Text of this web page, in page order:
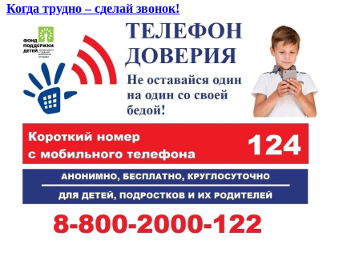
Когда трудно – сделай звонок!